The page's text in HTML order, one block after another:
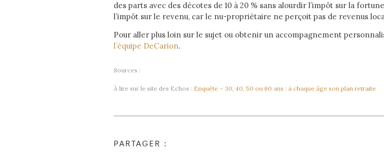
des parts avec des décotes de 10 à 20 % sans alourdir l’impôt sur la
l’impôt sur le revenu, car le nu-propriétaire ne perçoit pas de revenus
Pour aller plus loin sur le sujet ou obtenir un accompagnement
l’équipe DeCarion.
Sources :
À lire sur le site des Echos : Enquête – 30, 40, 50 ou 60 ans : à chaque âge son plan retraite
PARTAGER :